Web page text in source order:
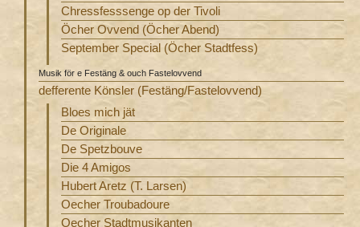
Chressfesssenge op der Tivoli
Öcher Ovvend (Öcher Abend)
September Special (Öcher Stadtfess)
Musik för e Festäng & ouch Fastelovvend
defferente Könsler (Festäng/Fastelovvend)
Bloes mich jät
De Originale
De Spetzbouve
Die 4 Amigos
Hubert Aretz (T. Larsen)
Oecher Troubadoure
Oecher Stadtmusikanten